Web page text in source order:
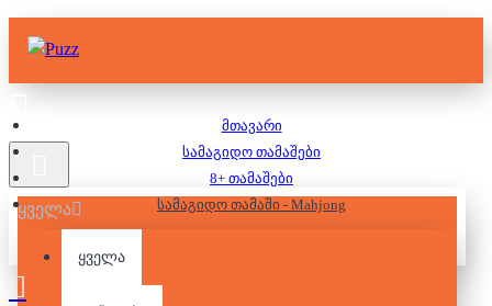
ყველა
ყველა
მთავარი
სამაგიდო თამაშები
8+ თამაშები
სამაგიდო თამაში - Mahjong
ᲡᲐᲛᲐᲒᲘᲓᲝ ᲗᲐᲛᲐᲨᲘ -